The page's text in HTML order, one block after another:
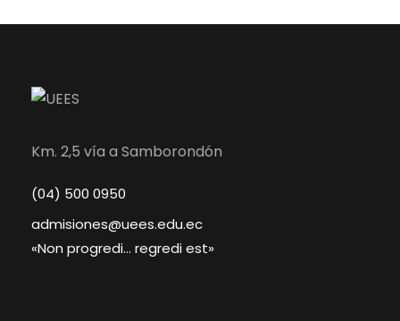
Km. 2,5 vía a Samborondón
(04) 500 0950
admisiones@uees.edu.ec
«Non progredi… regredi est»